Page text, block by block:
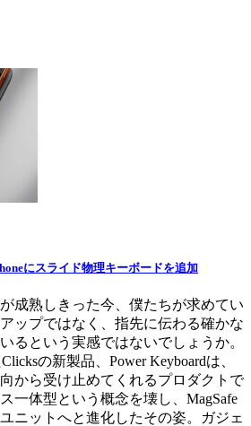
にスライド物理キーボードを追加
成熟しきった今、僕たちが求めてい
ップではなく、指先に伝わる確かな
るという実感ではないでしょうか。
の新製品、Power Keyboardは、
から受け止めてくれるプロダクトで
一体型という概念を壊し、MagSafe
ニットへと進化したその姿。ガジェ